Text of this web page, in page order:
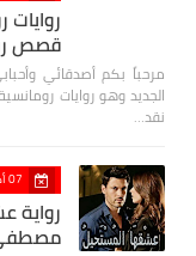
قصص
الجديد وهو روايات
نقد…
07 أكتوبر 2018
رواية